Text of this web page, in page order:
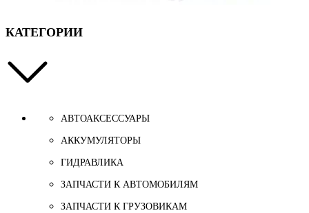
КАТЕГОРИИ
АВТОАКСЕССУАРЫ
АККУМУЛЯТОРЫ
ГИДРАВЛИКА
ЗАПЧАСТИ К АВТОМОБИЛЯМ
ЗАПЧАСТИ К ГРУЗОВИКАМ